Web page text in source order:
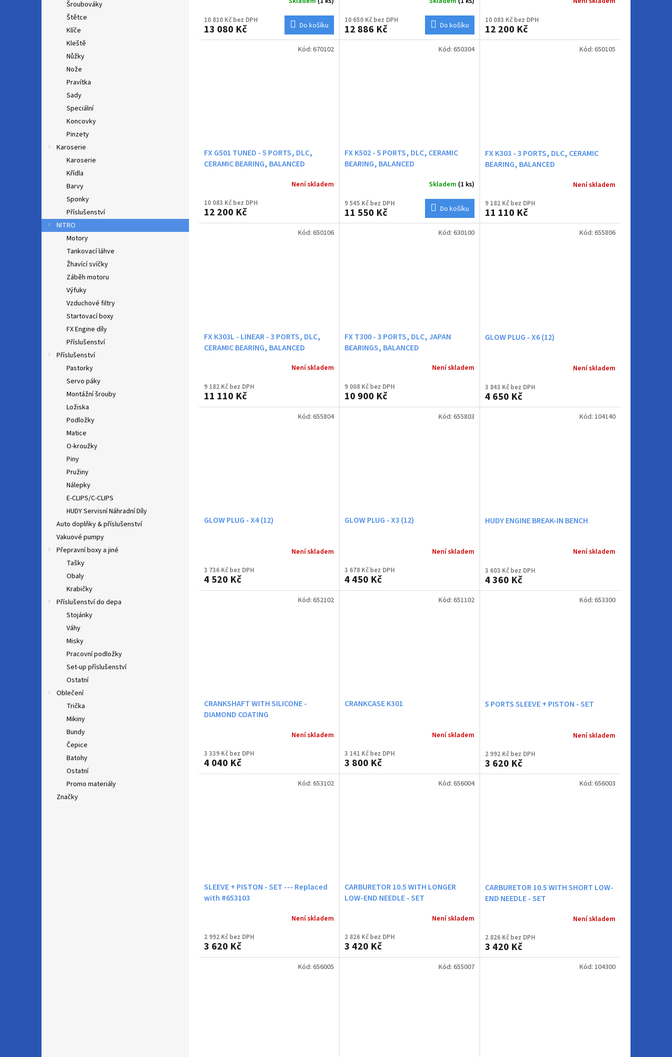
Šroubováky
Štětce
Klíče
Kleště
Nůžky
Nože
Pravítka
Sady
Speciální
Koncovky
Pinzety
Karoserie
Karoserie
Křídla
Barvy
Sponky
Příslušenství
NITRO
Motory
Tankovací láhve
Žhavící svíčky
Záběh motoru
Výfuky
Vzduchové filtry
Startovací boxy
FX Engine díly
Příslušenství
Příslušenství
Pastorky
Servo páky
Montážní šrouby
Ložiska
Podložky
Matice
O-kroužky
Piny
Pružiny
Nálepky
E-CLIPS/C-CLIPS
HUDY Servisní Náhradní Díly
Auto doplňky & příslušenství
Vakuové pumpy
Přepravní boxy a jiné
Tašky
Obaly
Krabičky
Příslušenství do depa
Stojánky
Váhy
Misky
Pracovní podložky
Set-up příslušenství
Ostatní
Oblečení
Trička
Mikiny
Bundy
Čepice
Batohy
Ostatní
Promo materiály
Značky
10 810 Kč bez DPH
13 080 Kč Do košíku
10 650 Kč bez DPH
12 886 Kč Do košíku
10 083 Kč bez DPH
12 200 Kč
FX G501 TUNED - 5 PORTS, DLC,
CERAMIC BEARING, BALANCED
Není skladem
10 083 Kč bez DPH
12 200 Kč
Kód: 670102
FX K502 - 5 PORTS, DLC, CERAMIC
BEARING, BALANCED
Skladem (1 ks)
9 545 Kč bez DPH
11 550 Kč Do košíku
Kód: 650304
FX K303 - 3 PORTS, DLC, CERAMIC
BEARING, BALANCED
Není skladem
9 182 Kč bez DPH
11 110 Kč
Kód: 650105
FX K303L - LINEAR - 3 PORTS, DLC,
CERAMIC BEARING, BALANCED
Není skladem
9 182 Kč bez DPH
11 110 Kč
Kód: 650106
FX T300 - 3 PORTS, DLC, JAPAN
BEARINGS, BALANCED
Není skladem
9 008 Kč bez DPH
10 900 Kč
Kód: 630100
GLOW PLUG - X6 (12)
Není skladem
3 843 Kč bez DPH
4 650 Kč
Kód: 655806
GLOW PLUG - X4 (12)
Není skladem
3 736 Kč bez DPH
4 520 Kč
Kód: 655804
GLOW PLUG - X3 (12)
Není skladem
3 678 Kč bez DPH
4 450 Kč
Kód: 655803
HUDY ENGINE BREAK-IN BENCH
Není skladem
3 603 Kč bez DPH
4 360 Kč
Kód: 104140
CRANKSHAFT WITH SILICONE -
DIAMOND COATING
Není skladem
3 339 Kč bez DPH
4 040 Kč
Kód: 652102
CRANKCASE K301
Není skladem
3 141 Kč bez DPH
3 800 Kč
Kód: 651102
5 PORTS SLEEVE + PISTON - SET
Není skladem
2 992 Kč bez DPH
3 620 Kč
Kód: 653300
SLEEVE + PISTON - SET --- Replaced
with #653103
Není skladem
2 992 Kč bez DPH
3 620 Kč
Kód: 653102
CARBURETOR 10.5 WITH LONGER
LOW-END NEEDLE - SET
Není skladem
2 826 Kč bez DPH
3 420 Kč
Kód: 656004
CARBURETOR 10.5 WITH SHORT LOW-
END NEEDLE - SET
Není skladem
2 826 Kč bez DPH
3 420 Kč
Kód: 656003
Kód: 656005 Kód: 655007 Kód: 104300